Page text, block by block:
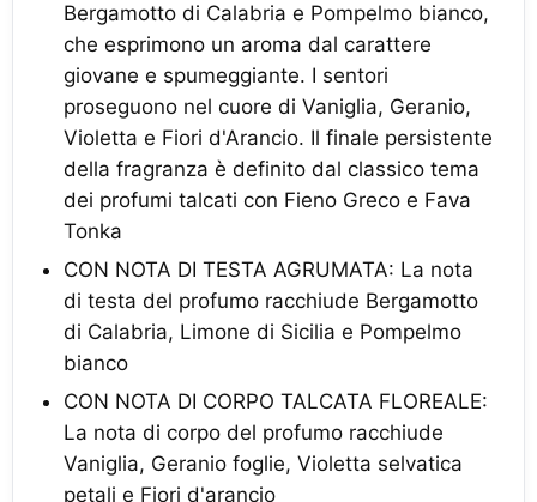
Bergamotto di Calabria e Pompelmo bianco,
che esprimono un aroma dal carattere
giovane e spumeggiante. I sentori
proseguono nel cuore di Vaniglia, Geranio,
Violetta e Fiori d'Arancio. Il finale persistente
della fragranza è definito dal classico tema
dei profumi talcati con Fieno Greco e Fava
Tonka
CON NOTA DI TESTA AGRUMATA: La nota
di testa del profumo racchiude Bergamotto
di Calabria, Limone di Sicilia e Pompelmo
bianco
CON NOTA DI CORPO TALCATA FLOREALE:
La nota di corpo del profumo racchiude
Vaniglia, Geranio foglie, Violetta selvatica
petali e Fiori d'arancio